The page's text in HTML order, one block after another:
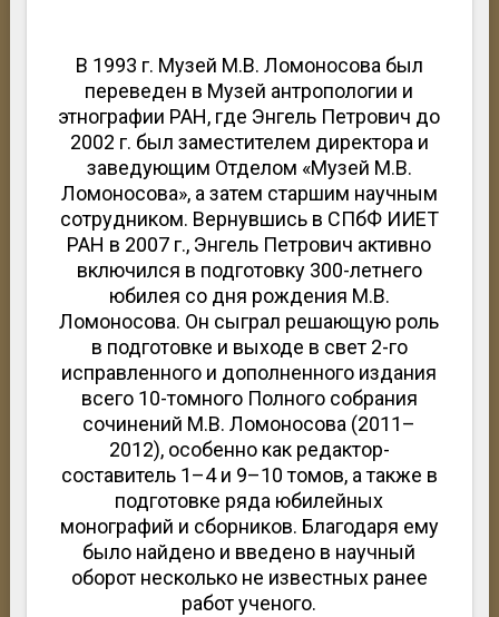
В 1993 г. Музей М.В. Ломоносова был
переведен в Музей антропологии и
этнографии РАН, где Энгель Петрович до
2002 г. был заместителем директора и
заведующим Отделом «Музей М.В.
Ломоносова», а затем старшим научным
сотрудником. Вернувшись в СПбФ ИИЕТ
РАН в 2007 г., Энгель Петрович активно
включился в подготовку 300-летнего
юбилея со дня рождения М.В.
Ломоносова. Он сыграл решающую роль
в подготовке и выходе в свет 2-го
исправленного и дополненного издания
всего 10-томного Полного собрания
сочинений М.В. Ломоносова (2011–
2012), особенно как редактор-
составитель 1–4 и 9–10 томов, а также в
подготовке ряда юбилейных
монографий и сборников. Благодаря ему
было найдено и введено в научный
оборот несколько не известных ранее
работ ученого.